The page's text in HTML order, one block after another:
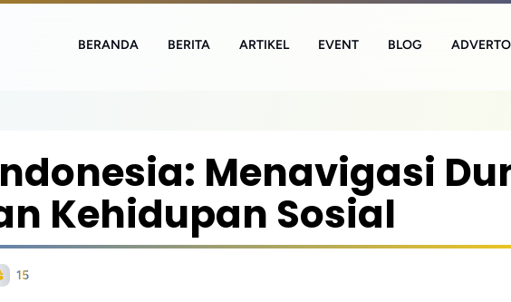
BERANDA BERITA ARTIKEL EVENT BLOG
Menavigasi
Kehidupan Sosial
15